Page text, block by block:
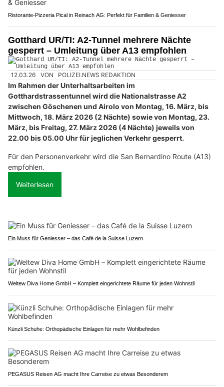
Ristorante-Pizzeria Pical in Reinach AG: Perfekt für Familien & Geniesser
Gotthard UR/TI: A2-Tunnel mehrere Nächte
gesperrt – Umleitung über A13 empfohlen
12.03.26 VON POLIZEI.NEWS REDAKTION
Im Rahmen der Unterhaltsarbeiten im
Gotthardstrassentunnel wird die Nationalstrasse A2
zwischen Göschenen und Airolo von Montag, 16. März, bis
Mittwoch, 18. März 2026 (2 Nächte) sowie von Montag, 23.
März, bis Freitag, 27. März 2026 (4 Nächte) jeweils von
22.00 bis 05.00 Uhr für jeglichen Verkehr gesperrt.
Für den Personenverkehr wird die San Bernardino Route (A13)
empfohlen.
Weiterlesen
Ein Muss für Geniesser – das Café de la Suisse Luzern
Weltew Diva Home GmbH – Komplett eingerichtete Räume für jeden Wohnstil
Künzli Schuhe: Orthopädische Einlagen für mehr Wohlbefinden
PEGASUS Reisen AG macht Ihre Carreise zu etwas Besonderem